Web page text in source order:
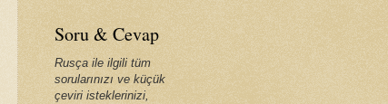
Soru & Cevap
Rusça ile ilgili tüm
sorularınızı ve küçük
çeviri isteklerinizi,